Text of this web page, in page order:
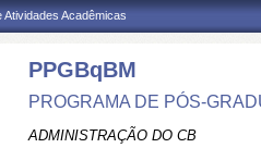
Acadêmicas
PPGBqBM
PROGRAMA DE PÓS-
ADMINISTRAÇÃO DO CB